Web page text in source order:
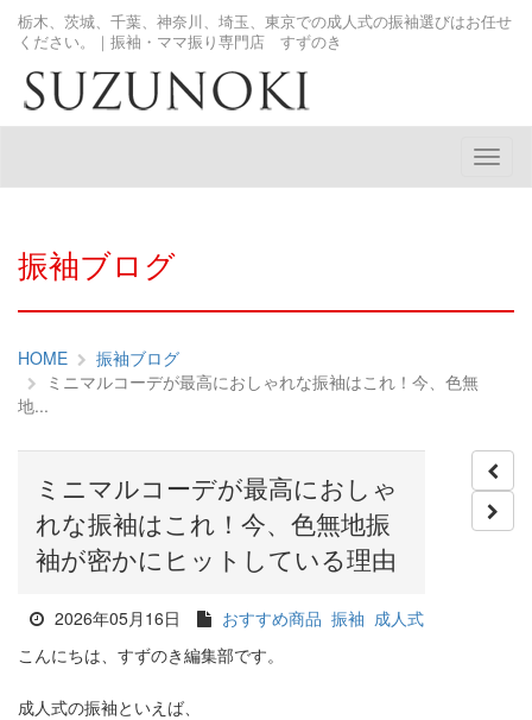
栃木、茨城、千葉、神奈川、埼玉、東京での成人式の振袖選びはお任せ
ください。｜振袖・ママ振り専門店 すずのき
メ
ニ
振袖ブログ
HOME
振袖ブログ
ミニマルコーデが最高におしゃれな振袖はこれ！今、色無
地...
ミニマルコーデが最高におしゃ
れな振袖はこれ！今、色無地振
袖が密かにヒットしている理由
2026年05月16日 おすすめ商品 振袖 成人式
こんにちは、すずのき編集部です。
成人式の振袖といえば、